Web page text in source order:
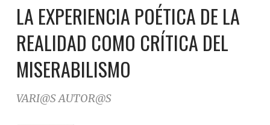
LA EXPERIENCIA POÉTICA DE LA
REALIDAD COMO CRÍTICA DEL
MISERABILISMO
VARI@S AUTOR@S